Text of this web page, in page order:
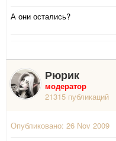
А они остались?
Рюрик
модератор
21315 публикаций
Опубликовано: 26 Nov 2009